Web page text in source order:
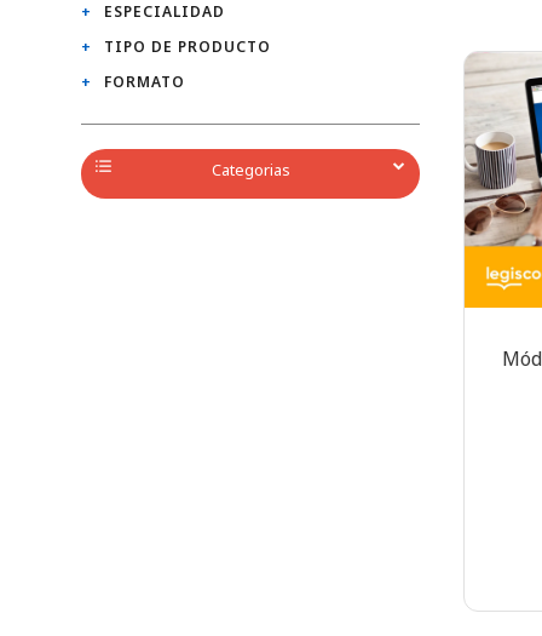
ESPECIALIDAD
TIPO DE PRODUCTO
FORMATO
Categorias